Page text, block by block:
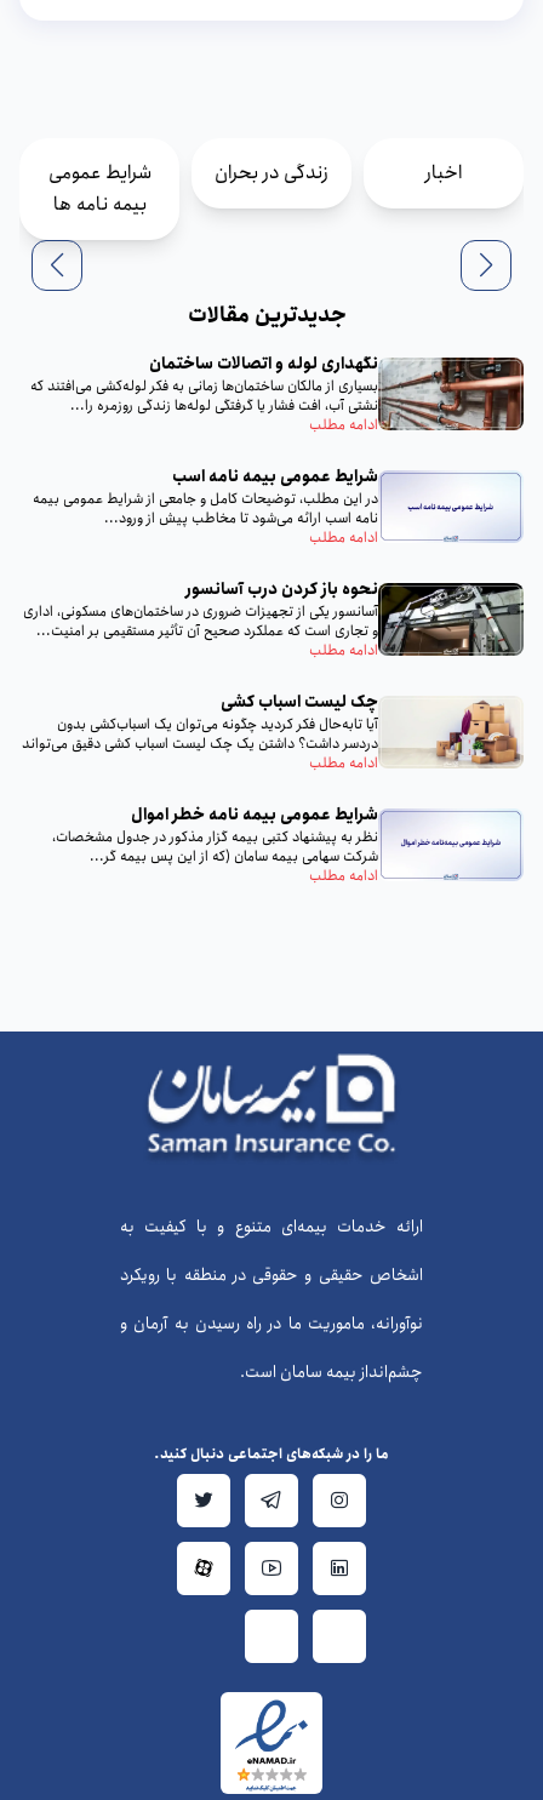
اخبار زندگی در بحران
شرایط عمومی
بیمه نامه ها
جدیدترین مقالات
نگهداری لوله و اتصالات ساختمان
بسیاری از مالکان ساختمان‌ها زمانی به فکر لوله‌کشی می‌افتند که
نشتی آب، افت فشار یا گرفتگی لوله‌ها زندگی روزمره را...
ادامه مطلب
شرایط عمومی بیمه نامه اسب
در این مطلب، توضیحات کامل و جامعی از شرایط عمومی بیمه
نامه اسب ارائه می‌شود تا مخاطب پیش از ورود...
ادامه مطلب
نحوه باز کردن درب آسانسور
آسانسور یکی از تجهیزات ضروری در ساختمان‌های مسکونی، اداری
و تجاری است که عملکرد صحیح آن تأثیر مستقیمی بر امنیت...
ادامه مطلب
چک لیست اسباب‌ کشی
آیا تا‌به‌حال فکر کردید چگونه می‌توان یک اسباب‌کشی بدون
دردسر داشت؟ داشتن یک چک لیست اسباب‌ کشی دقیق می‌تواند
تمام...
ادامه مطلب
شرایط عمومی بیمه‌ نامه خطر اموال
نظر به پيشنهاد كتبى بيمه گزار مذكور در جدول مشخصات،
شركت سهامى بيمه سامان (كه از اين پس بيمه گر...
ادامه مطلب
ارائه خدمات بیمه‌ای متنوع و با کیفیت به
اشخاص حقیقی و حقوقی در منطقه با رویکرد
نوآورانه، ماموریت ما در راه رسیدن به آرمان و
چشم‌انداز بیمه سامان است.
ما را در شبکه‌های اجتماعی دنبال کنید.